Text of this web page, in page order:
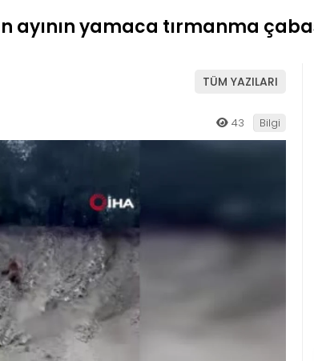
ayının yamaca tırmanma
TÜM YAZILARI
43 Bilgi